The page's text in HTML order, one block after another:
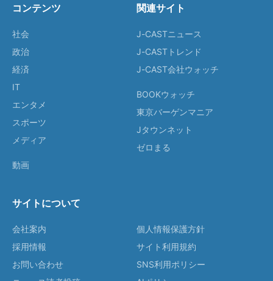
コンテンツ
社会
政治
経済
IT
エンタメ
スポーツ
メディア
動画
関連サイト
J-CASTニュース
J-CASTトレンド
J-CAST会社ウォッチ
BOOKウォッチ
東京バーゲンマニア
Jタウンネット
ゼロまる
サイトについて
会社案内
採用情報
お問い合わせ
個人情報保護方針
サイト利用規約
SNS利用ポリシー